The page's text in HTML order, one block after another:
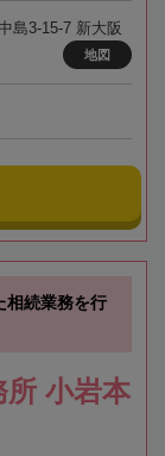
島3-15-7 新大阪
地図
相続業務を行
所 小岩本